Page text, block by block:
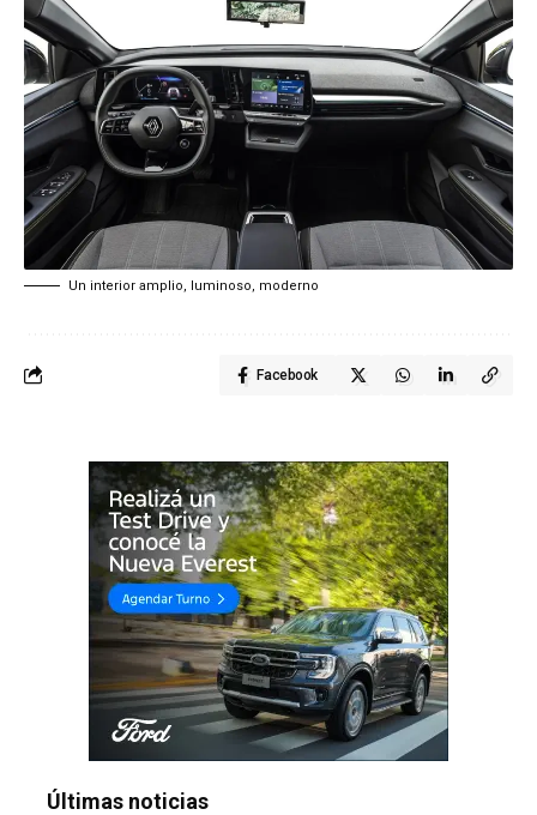
Un interior amplio, luminoso, moderno
Facebook
Últimas noticias